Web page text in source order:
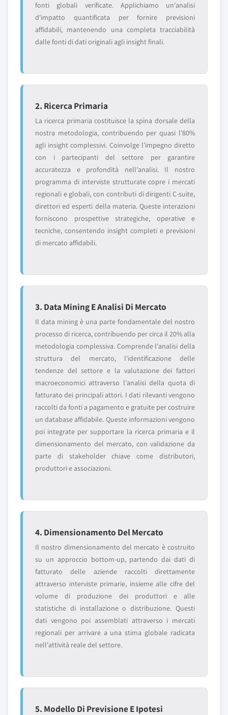
fonti globali verificate. Applichiamo un'analisi
d'impatto quantificata per fornire previsioni
affidabili, mantenendo una completa tracciabilità
dalle fonti di dati originali agli insight finali.
2. Ricerca Primaria
La ricerca primaria costituisce la spina dorsale della
nostra metodologia, contribuendo per quasi l'80%
agli insight complessivi. Coinvolge l'impegno diretto
con i partecipanti del settore per garantire
accuratezza e profondità nell'analisi. Il nostro
programma di interviste strutturate copre i mercati
regionali e globali, con contributi di dirigenti C-suite,
direttori ed esperti della materia. Queste interazioni
forniscono prospettive strategiche, operative e
tecniche, consentendo insight completi e previsioni
di mercato affidabili.
3. Data Mining E Analisi Di Mercato
Il data mining è una parte fondamentale del nostro
processo di ricerca, contribuendo per circa il 20% alla
metodologia complessiva. Comprende l'analisi della
struttura del mercato, l'identificazione delle
tendenze del settore e la valutazione dei fattori
macroeconomici attraverso l'analisi della quota di
fatturato dei principali attori. I dati rilevanti vengono
raccolti da fonti a pagamento e gratuite per costruire
un database affidabile. Queste informazioni vengono
poi integrate per supportare la ricerca primaria e il
dimensionamento del mercato, con validazione da
parte di stakeholder chiave come distributori,
produttori e associazioni.
4. Dimensionamento Del Mercato
Il nostro dimensionamento del mercato è costruito
su un approccio bottom-up, partendo dai dati di
fatturato delle aziende raccolti direttamente
attraverso interviste primarie, insieme alle cifre del
volume di produzione dei produttori e alle
statistiche di installazione o distribuzione. Questi
dati vengono poi assemblati attraverso i mercati
regionali per arrivare a una stima globale radicata
nell'attività reale del settore.
5. Modello Di Previsione E Ipotesi